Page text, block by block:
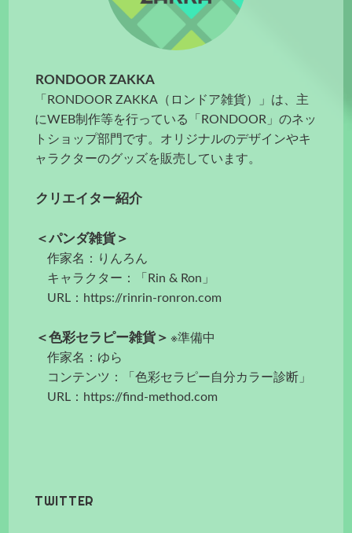
RONDOOR ZAKKA
「RONDOOR ZAKKA（ロンドア雑貨）」は、主
にWEB制作等を行っている「RONDOOR」のネッ
トショップ部門です。オリジナルのデザインやキ
ャラクターのグッズを販売しています。
クリエイター紹介
＜パンダ雑貨＞
作家名：りんろん
キャラクター：「Rin & Ron」
URL：https://rinrin-ronron.com
＜色彩セラピー雑貨＞ ※準備中
作家名：ゆら
コンテンツ：「色彩セラピー自分カラー診断」
URL：https://find-method.com
TWITTER